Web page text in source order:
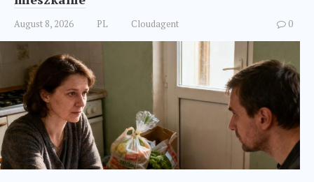
August 8, 2026 PL Cloudagent 0